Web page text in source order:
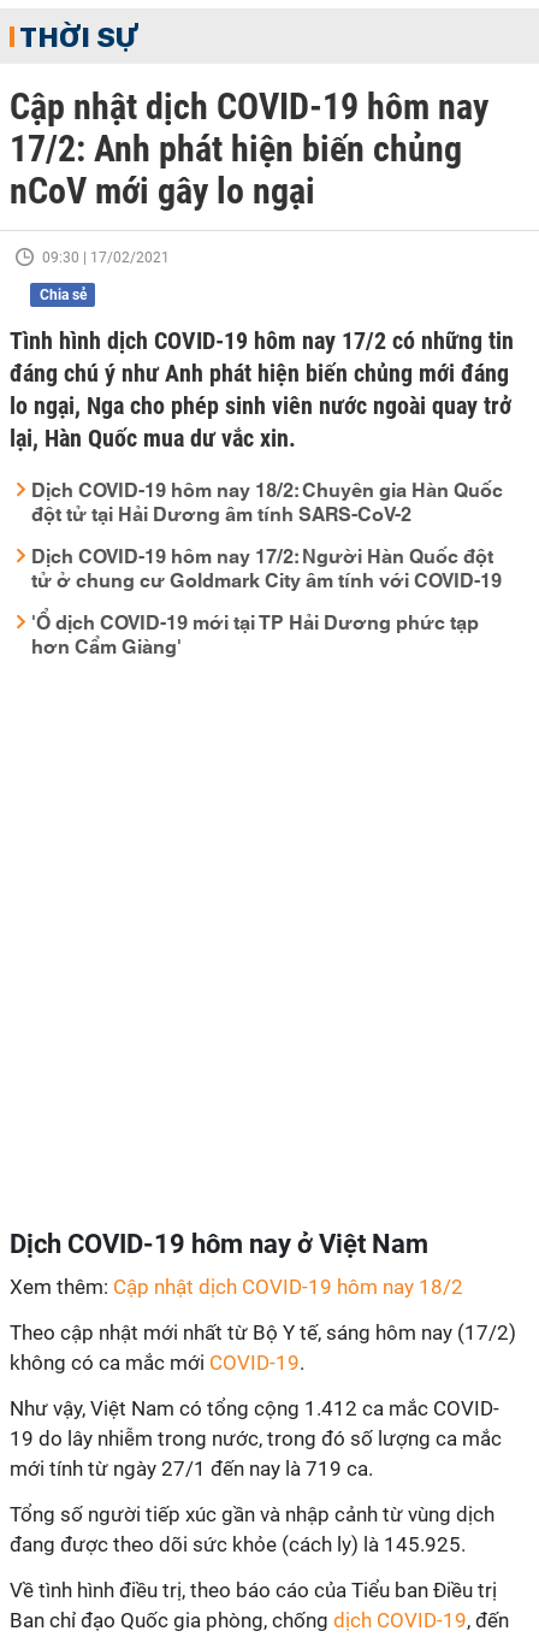
THỜI SỰ
Cập nhật dịch COVID-19 hôm nay
17/2: Anh phát hiện biến chủng
nCoV mới gây lo ngại
09:30 | 17/02/2021
Chia sẻ
Tình hình dịch COVID-19 hôm nay 17/2 có những tin
đáng chú ý như Anh phát hiện biến chủng mới đáng
lo ngại, Nga cho phép sinh viên nước ngoài quay trở
lại, Hàn Quốc mua dư vắc xin.
Dịch COVID-19 hôm nay 18/2: Chuyên gia Hàn Quốc
đột tử tại Hải Dương âm tính SARS-CoV-2
Dịch COVID-19 hôm nay 17/2: Người Hàn Quốc đột
tử ở chung cư Goldmark City âm tính với COVID-19
'Ổ dịch COVID-19 mới tại TP Hải Dương phức tạp
hơn Cẩm Giàng'
Dịch COVID-19 hôm nay ở Việt Nam
Xem thêm: Cập nhật dịch COVID-19 hôm nay 18/2
Theo cập nhật mới nhất từ Bộ Y tế, sáng hôm nay (17/2)
không có ca mắc mới COVID-19.
Như vậy, Việt Nam có tổng cộng 1.412 ca mắc COVID-
19 do lây nhiễm trong nước, trong đó số lượng ca mắc
mới tính từ ngày 27/1 đến nay là 719 ca.
Tổng số người tiếp xúc gần và nhập cảnh từ vùng dịch
đang được theo dõi sức khỏe (cách ly) là 145.925.
Về tình hình điều trị, theo báo cáo của Tiểu ban Điều trị
Ban chỉ đạo Quốc gia phòng, chống dịch COVID-19, đến